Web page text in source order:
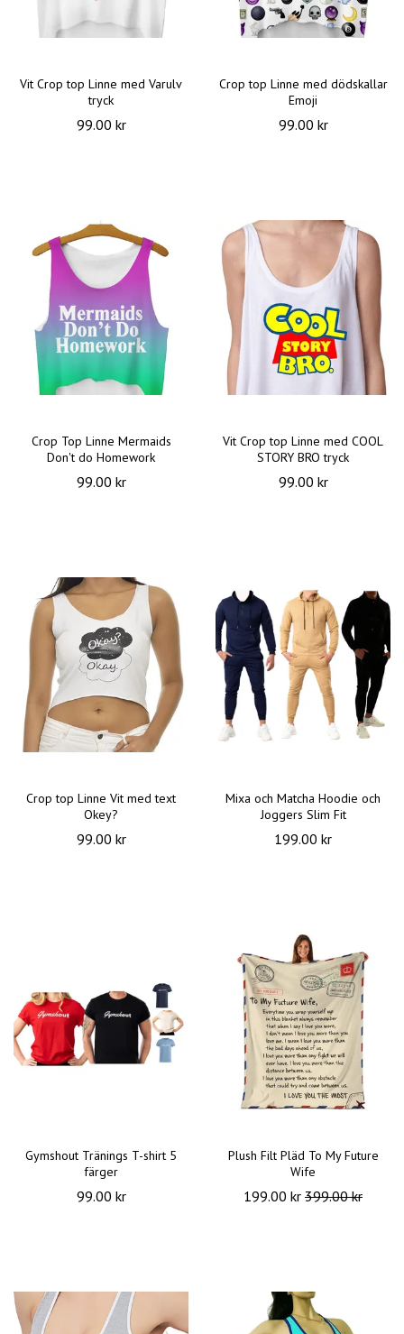
Vit Crop top Linne med Varulv
tryck
99.00 kr
Crop top Linne med dödskallar
Emoji
99.00 kr
Crop Top Linne Mermaids
Don't do Homework
99.00 kr
Vit Crop top Linne med COOL
STORY BRO tryck
99.00 kr
Crop top Linne Vit med text
Okey?
99.00 kr
Mixa och Matcha Hoodie och
Joggers Slim Fit
199.00 kr
Gymshout Tränings T-shirt 5
färger
99.00 kr
Plush Filt Pläd To My Future
Wife
199.00 kr 399.00 kr